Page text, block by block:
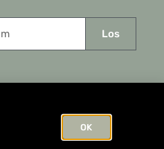
Los
OK